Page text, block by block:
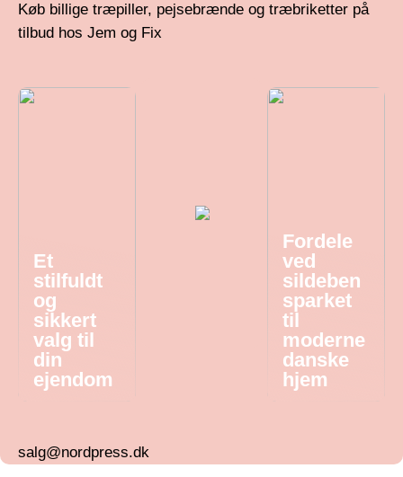
Køb billige træpiller, pejsebrænde og træbriketter på
tilbud hos Jem og Fix
Et
stilfuldt
og
sikkert
valg til
din
ejendom
Fordele
ved
sildeben
sparket
til
moderne
danske
hjem
salg@nordpress.dk